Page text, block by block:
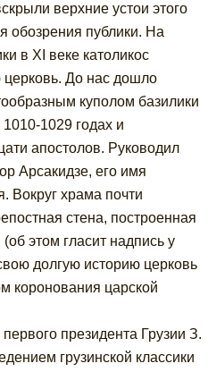
верхние устои этого
обозрения публики. На
в XI веке католикос
церковь. До нас дошло
куполом базилики
1029 годах и
апостолов. Руководил
Арсакидзе, его имя
Вокруг храма почти
стена, построенная
этом гласит надпись у
долгую историю церковь
коронования царской
президента Грузии З.
грузинской классики